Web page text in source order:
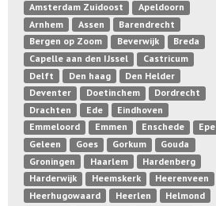
Amsterdam Zuidoost
Apeldoorn
Arnhem
Assen
Barendrecht
Bergen op Zoom
Beverwijk
Breda
Capelle aan den IJssel
Castricum
Delft
Den haag
Den Helder
Deventer
Doetinchem
Dordrecht
Drachten
Ede
Eindhoven
Emmeloord
Emmen Enschede
Epe
Geleen
Goes Gorkum
Gouda
Groningen
Haarlem
Hardenberg
Harderwijk
Heemskerk
Heerenveen
Heerhugowaard
Heerlen
Helmond